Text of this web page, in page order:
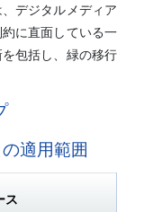
デジタルメディア
に直面している一
包括し、緑の移行
適用範囲
ス